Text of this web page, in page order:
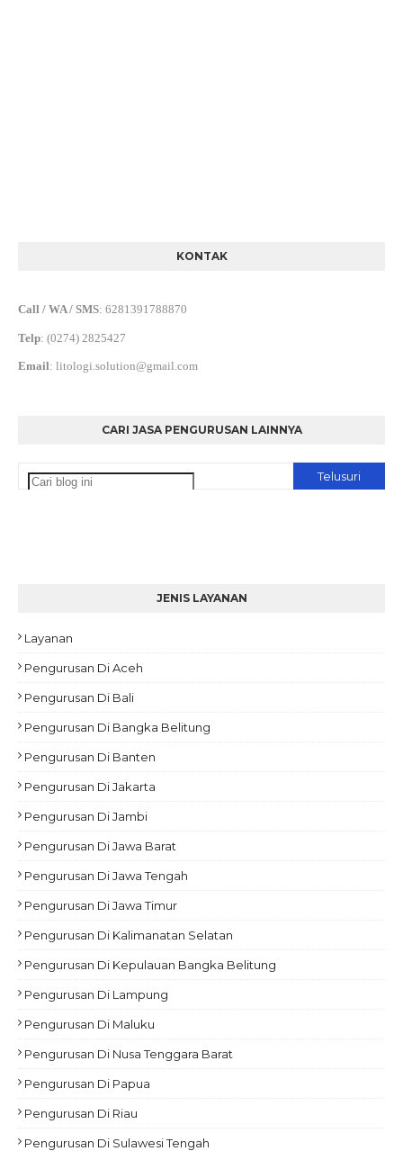
KONTAK
Call / WA / SMS: 6281391788870
Telp: (0274) 2825427
Email: litologi.solution@gmail.com
CARI JASA PENGURUSAN LAINNYA
JENIS LAYANAN
Layanan
Pengurusan Di Aceh
Pengurusan Di Bali
Pengurusan Di Bangka Belitung
Pengurusan Di Banten
Pengurusan Di Jakarta
Pengurusan Di Jambi
Pengurusan Di Jawa Barat
Pengurusan Di Jawa Tengah
Pengurusan Di Jawa Timur
Pengurusan Di Kalimanatan Selatan
Pengurusan Di Kepulauan Bangka Belitung
Pengurusan Di Lampung
Pengurusan Di Maluku
Pengurusan Di Nusa Tenggara Barat
Pengurusan Di Papua
Pengurusan Di Riau
Pengurusan Di Sulawesi Tengah